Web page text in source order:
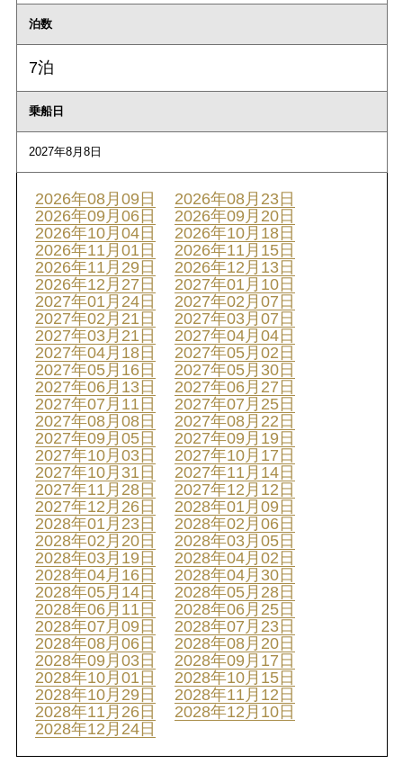
泊数
7泊
乗船日
2027年8月8日
2026年08月09日
2026年08月23日
2026年09月06日
2026年09月20日
2026年10月04日
2026年10月18日
2026年11月01日
2026年11月15日
2026年11月29日
2026年12月13日
2026年12月27日
2027年01月10日
2027年01月24日
2027年02月07日
2027年02月21日
2027年03月07日
2027年03月21日
2027年04月04日
2027年04月18日
2027年05月02日
2027年05月16日
2027年05月30日
2027年06月13日
2027年06月27日
2027年07月11日
2027年07月25日
2027年08月08日
2027年08月22日
2027年09月05日
2027年09月19日
2027年10月03日
2027年10月17日
2027年10月31日
2027年11月14日
2027年11月28日
2027年12月12日
2027年12月26日
2028年01月09日
2028年01月23日
2028年02月06日
2028年02月20日
2028年03月05日
2028年03月19日
2028年04月02日
2028年04月16日
2028年04月30日
2028年05月14日
2028年05月28日
2028年06月11日
2028年06月25日
2028年07月09日
2028年07月23日
2028年08月06日
2028年08月20日
2028年09月03日
2028年09月17日
2028年10月01日
2028年10月15日
2028年10月29日
2028年11月12日
2028年11月26日
2028年12月10日
2028年12月24日